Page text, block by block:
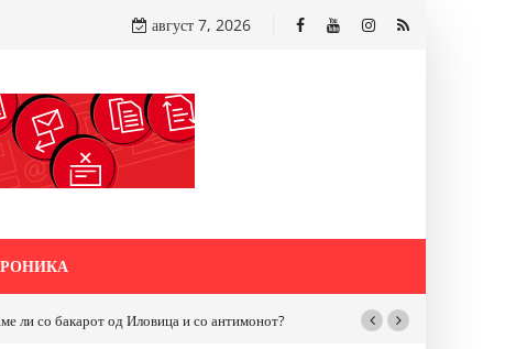
август 7, 2026
бакарот од Иловица и со антимонот? Почнува реконструкцијата на